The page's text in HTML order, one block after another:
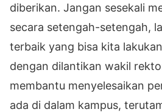
diberikan. Jangan sesekali
secara setengah-setengah,
terbaik yang bisa kita
dengan dilantikan wakil
membantu menyelesaikan
ada di dalam kampus,